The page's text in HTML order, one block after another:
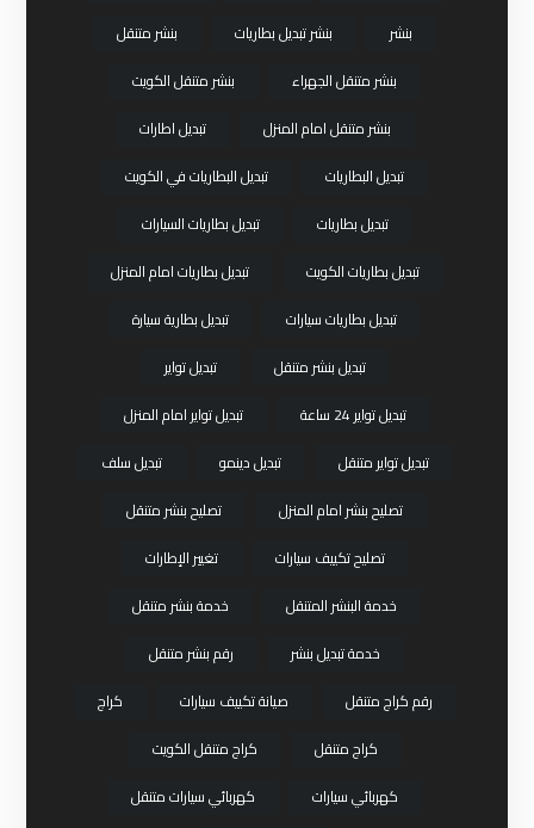
بنشر
بنشر تبديل بطاريات
بنشر متنقل
بنشر متنقل الجهراء
بنشر متنقل الكويت
بنشر متنقل امام المنزل
تبديل اطارات
تبديل البطاريات
تبديل البطاريات في الكويت
تبديل بطاريات
تبديل بطاريات السيارات
تبديل بطاريات الكويت
تبديل بطاريات امام المنزل
تبديل بطاريات سيارات
تبديل بطارية سيارة
تبديل بنشر متنقل
تبديل تواير
تبديل تواير 24 ساعة
تبديل تواير امام المنزل
تبديل تواير متنقل
تبديل دينمو
تبديل سلف
تصليح بنشر امام المنزل
تصليح بنشر متنقل
تصليح تكييف سيارات
تغيير الإطارات
خدمة البنشر المتنقل
خدمة بنشر متنقل
خدمة تبديل بنشر
رقم بنشر متنقل
رقم كراج متنقل
صيانة تكييف سيارات
كراج
كراج متنقل
كراج متنقل الكويت
كهربائي سيارات
كهربائي سيارات متنقل